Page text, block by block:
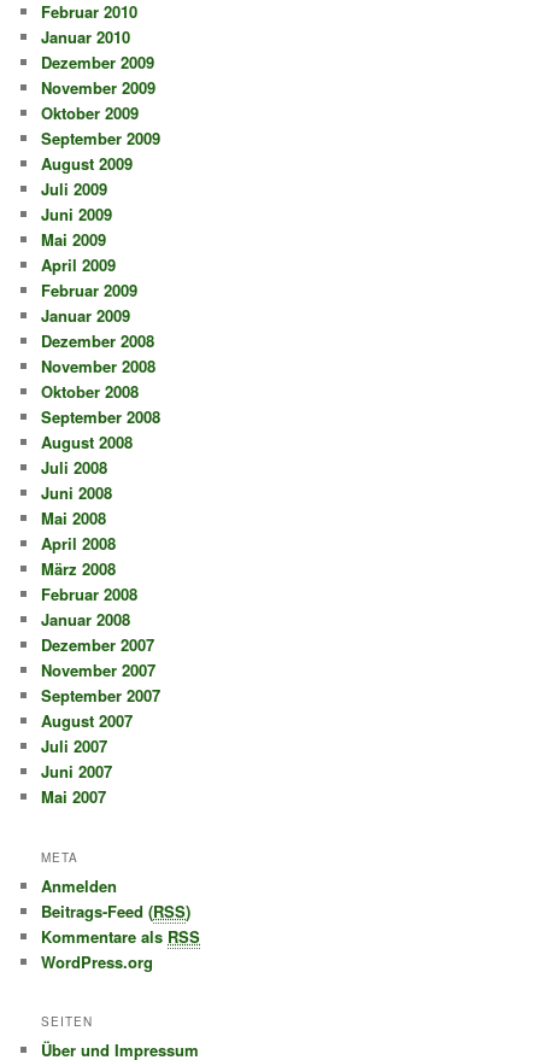
Februar 2010
Januar 2010
Dezember 2009
November 2009
Oktober 2009
September 2009
August 2009
Juli 2009
Juni 2009
Mai 2009
April 2009
Februar 2009
Januar 2009
Dezember 2008
November 2008
Oktober 2008
September 2008
August 2008
Juli 2008
Juni 2008
Mai 2008
April 2008
März 2008
Februar 2008
Januar 2008
Dezember 2007
November 2007
September 2007
August 2007
Juli 2007
Juni 2007
Mai 2007
META
Anmelden
Beitrags-Feed (RSS)
Kommentare als RSS
WordPress.org
SEITEN
Über und Impressum